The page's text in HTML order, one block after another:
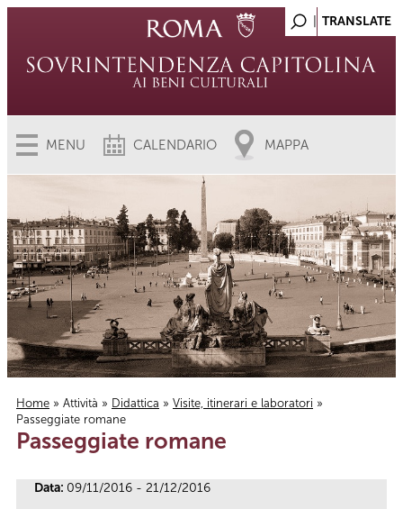
MENU CALENDARIO MAPPA
Tu sei qui
Home » Attività » Didattica » Visite, itinerari e laboratori »
Passeggiate romane
Passeggiate romane
Data: 09/11/2016 - 21/12/2016